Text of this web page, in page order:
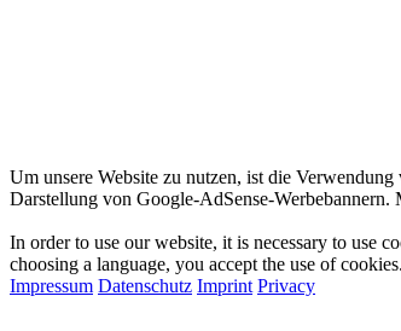
Um unsere Website zu nutzen, ist die
Darstellung von Google-AdSense-
In order to use our website, it is necessary to use
choosing a language, you accept the use of cookies.
Impressum Datenschutz Imprint Privacy